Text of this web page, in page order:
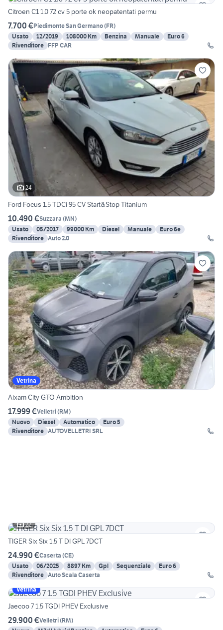
Citroen C1 1.0 72 cv 5 porte ok neopatentati permu
7.700 €Piedimonte San Germano(FR)
Usato
12/2019 108000 Km Benzina Manuale
Euro 6
Rivenditore FFP CAR
24
Ford Focus 1.5 TDCi 95 CV Start&Stop Titanium
10.490 €Suzzara (MN)
Usato
05/2017 99000 Km Diesel Manuale
Euro 6e
Rivenditore Auto 2.0
Vetrina
Aixam City GTO Ambition
17.999 €Velletri(RM)
Nuovo
Diesel Automatico
Euro 5
Rivenditore AUTOVELLETRI SRL
22
TIGER Six Six 1.5 T DI GPL 7DCT
24.990 €Caserta (CE)
Usato
06/2025 8897 Km Gpl Sequenziale
Euro 6
Rivenditore Auto Scala Caserta
Vetrina
Jaecoo 7 1.5 TGDI PHEV Exclusive
29.900 €Velletri(RM)